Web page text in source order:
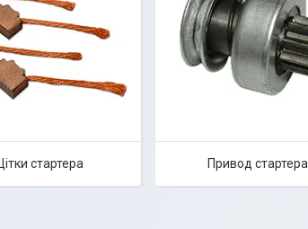
Щітки стартера Привод стартера